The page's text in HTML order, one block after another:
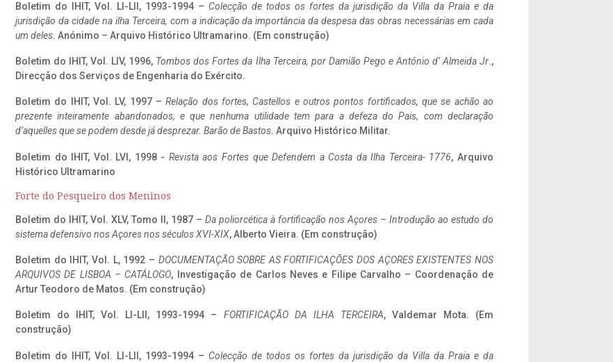
Boletim do IHIT, Vol. LI-LII, 1993-1994 – Colecção de todos os fortes da jurisdição da Villa da Praia e da
jurisdição da cidade na ilha Terceira, com a indicação da importância da despesa das obras necessárias em cada
um deles. Anónimo – Arquivo Histórico Ultramarino. (Em construção)
Boletim do IHIT, Vol. LIV, 1996, Tombos dos Fortes da Ilha Terceira, por Damião Pego e António d’ Almeida Jr.,
Direcção dos Serviços de Engenharia do Exército.
Boletim do IHIT, Vol. LV, 1997 –Relação dos fortes, Castellos e outros pontos fortificados, que se achão ao
prezente inteiramente abandonados, e que nenhuma utilidade tem para a defeza do Pais, com declaração
d’aquelles que se podem desde já desprezar. Barão de Bastos. Arquivo Histórico Militar.
Boletim do IHIT, Vol. LVI, 1998 - Revista aos Fortes que Defendem a Costa da Ilha Terceira- 1776, Arquivo
Histórico Ultramarino
Forte do Pesqueiro dos Meninos
Boletim do IHIT, Vol. XLV, Tomo II, 1987 – Da poliorcética à fortificação nos Açores – Introdução ao estudo do
sistema defensivo nos Açores nos séculos XVI-XIX, Alberto Vieira. (Em construção)
Boletim do IHIT, Vol. L, 1992 – DOCUMENTAÇÃO SOBRE AS FORTIFICAÇÕES DOS AÇORES EXISTENTES NOS
ARQUIVOS DE LISBOA – CATÁLOGO, Investigação de Carlos Neves e Filipe Carvalho – Coordenação de
Artur Teodoro de Matos. (Em construção)
Boletim do IHIT, Vol. LI-LII, 1993-1994 – FORTIFICAÇÃO DA ILHA TERCEIRA, Valdemar Mota. (Em
construção)
Boletim do IHIT, Vol. LI-LII, 1993-1994 – Colecção de todos os fortes da jurisdição da Villa da Praia e da